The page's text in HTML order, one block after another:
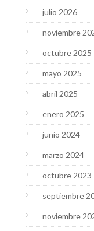
julio 2026
noviembre
octubre 2025
mayo 2025
abril 2025
enero 2025
junio 2024
marzo 2024
octubre 2023
septiembre
noviembre